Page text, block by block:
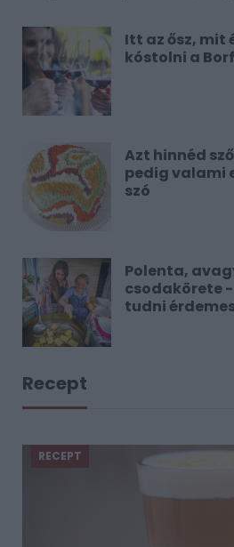
Itt az ősz, mit
kóstolni a
Azt hinnéd
pedig valami
szó
Polenta,
csodakörete
tudni
Recept
RECEPT